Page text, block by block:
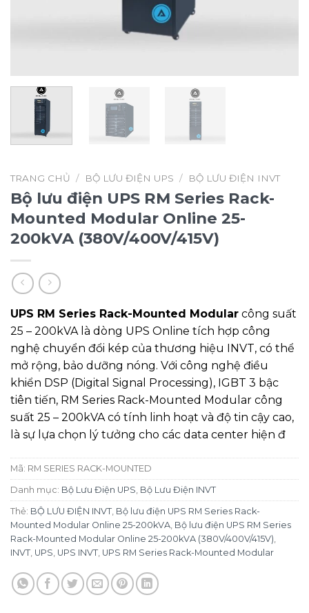
TRANG CHỦ / BỘ LƯU ĐIỆN UPS / BỘ LƯU ĐIỆN INVT
Bộ lưu điện UPS RM Series Rack-
Mounted Modular Online 25-
200kVA (380V/400V/415V)
UPS RM Series Rack-Mounted Modular công suất
25 – 200kVA là dòng UPS Online tích hợp công
nghệ chuyển đổi kép của thương hiệu INVT, có thể
mở rộng, bảo dưỡng nóng. Với công nghệ điều
khiển DSP (Digital Signal Processing), IGBT 3 bậc
tiên tiến, RM Series Rack-Mounted Modular công
suất 25 – 200kVA có tính linh hoạt và độ tin cậy cao,
là sự lựa chọn lý tưởng cho các data center hiện đ
Mã: RM SERIES RACK-MOUNTED
Danh mục: Bộ Lưu Điện UPS, Bộ Lưu Điện INVT
Thẻ: BỘ LƯU ĐIỆN INVT, Bộ lưu điện UPS RM Series Rack-
Mounted Modular Online 25-200kVA, Bộ lưu điện UPS RM Series
Rack-Mounted Modular Online 25-200kVA (380V/400V/415V),
INVT, UPS, UPS INVT, UPS RM Series Rack-Mounted Modular